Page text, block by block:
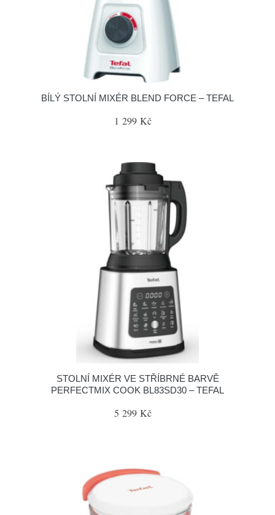
BÍLÝ STOLNÍ MIXÉR BLEND FORCE – TEFAL
1 299 Kč
STOLNÍ MIXÉR VE STŘÍBRNÉ BARVĚ
PERFECTMIX COOK BL83SD30 – TEFAL
5 299 Kč